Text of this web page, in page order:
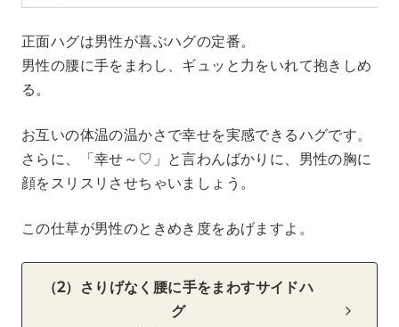
正面ハグは男性が喜ぶハグの定番。
男性の腰に手をまわし、ギュッと力をいれて抱きしめ
る。
お互いの体温の温かさで幸せを実感できるハグです。
さらに、「幸せ～♡」と言わんばかりに、男性の胸に
顔をスリスリさせちゃいましょう。
この仕草が男性のときめき度をあげますよ。
（2）さりげなく腰に手をまわすサイドハ
グ